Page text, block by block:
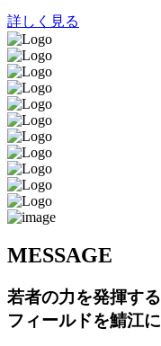
詳しく見る
MESSAGE
若者の力を発揮する
フィールドを鯖江に